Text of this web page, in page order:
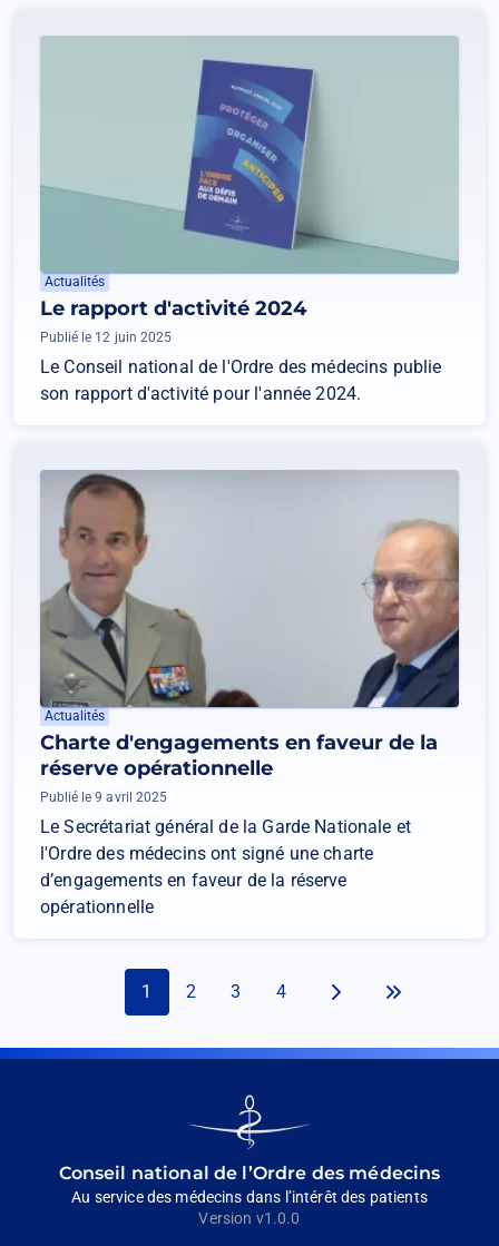
Actualités
Le rapport d'activité 2024
Publié le 12 juin 2025
Le Conseil national de l'Ordre des médecins publie
son rapport d'activité pour l'année 2024.
Actualités
Charte d'engagements en faveur de la
réserve opérationnelle
Publié le 9 avril 2025
Le Secrétariat général de la Garde Nationale et
l'Ordre des médecins ont signé une charte
d’engagements en faveur de la réserve
opérationnelle
PaginationPage
1 Page
2 Page
3 Page
4
Page
Suivant
Dernière
Dernier
Éléments par page
Go
to
homepage
Conseil national de l’Ordre des médecins
Au service des médecins dans l’intérêt des patients
Version v1.0.0